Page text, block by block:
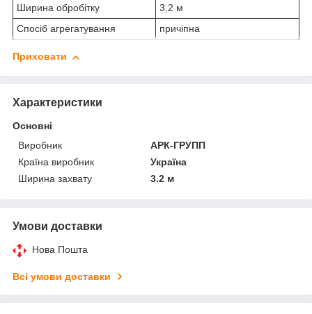
Ширина обробітку
3,2 м
Спосіб агрегатування
причіпна
Приховати
Характеристики
Основні
Виробник
АРК-ГРУПП
Країна виробник
Україна
Ширина захвату
3.2 м
Умови доставки
Нова Пошта
Всі умови доставки